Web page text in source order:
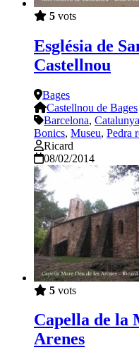
5 vots
Església de
Castellnou
Bages
Castellnou de Bages
Barcelona, Catalunya
Bonics, Museu, Pedra
Ricard
08/02/2014
5 vots
Capella de la
Arenes